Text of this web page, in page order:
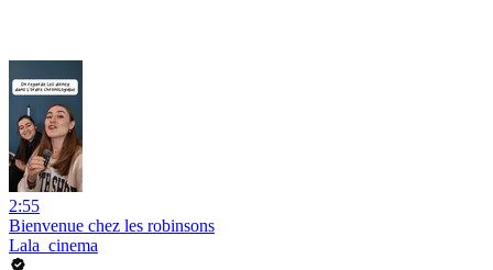
2:55
Bienvenue chez les robinsons
Lala_cinema